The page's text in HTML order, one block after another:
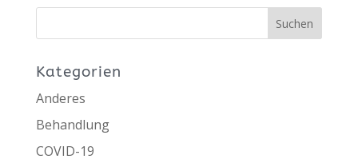
Kategorien
Anderes
Behandlung
COVID-19